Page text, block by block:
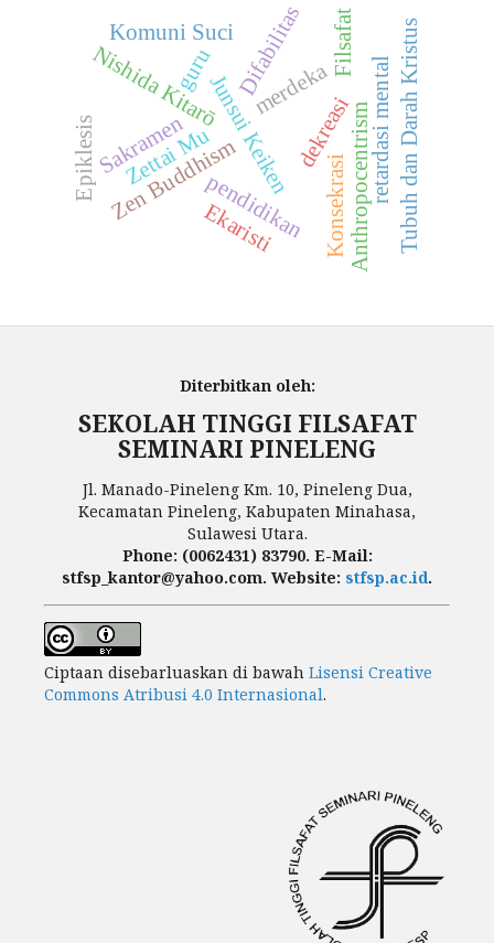
merdeka
dekreasi
guru
Zettai MuJunsui Keiken Anthropocentrism
Zen Buddhism
Nishida Kitarō
pendidikan
Sakramen
Ekaristi
Difabilitas
Komuni Suci
retardasi mental
Filsafat
Konsekrasi
Epiklesis Tubuh dan Darah Kristus
Diterbitkan oleh:
SEKOLAH TINGGI FILSAFAT
SEMINARI PINELENG
Jl. Manado-Pineleng Km. 10, Pineleng Dua,
Kecamatan Pineleng, Kabupaten Minahasa,
Sulawesi Utara.
Phone: (0062431) 83790. E-Mail:
stfsp_kantor@yahoo.com. Website: stfsp.ac.id.
Ciptaan disebarluaskan di bawah Lisensi Creative
Commons Atribusi 4.0 Internasional.